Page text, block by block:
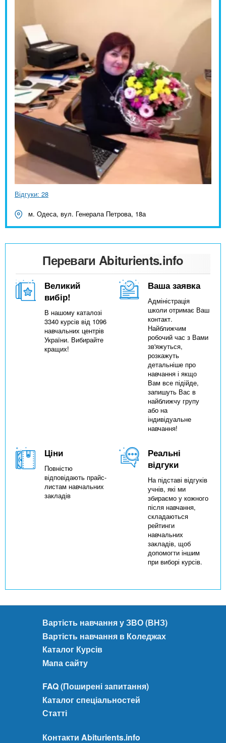
Відгуки: 28
м. Одеса, вул. Генерала Петрова, 18а
Переваги Abiturients.info
Великий
вибір!
В нашому каталозі
3340 курсів від 1096
навчальних центрів
України. Вибирайте
кращих!
Ваша заявка
Адміністрація
школи отримає Ваш
контакт.
Найближчим
робочий час з Вами
зв'яжуться,
розкажуть
детальніше про
навчання і якщо
Вам все підійде,
запишуть Вас в
найближчу групу
або на
індивідуальне
навчання!
Ціни
Повністю
відповідають прайс-
листам навчальних
закладів
Реальні
відгуки
На підставі відгуків
учнів, які ми
збираємо у кожного
після навчання,
складаються
рейтинги
навчальних
закладів, щоб
допомогти іншим
при виборі курсів.
Вартість навчання у ЗВО (ВНЗ)
Вартість навчання в Коледжах
Каталог Курсів
Мапа сайту
FAQ (Поширені запитання)
Каталог спеціальностей
Статті
Контакти Abiturients.info